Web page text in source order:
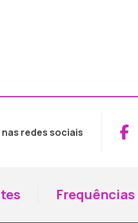
redes sociais
Frequências